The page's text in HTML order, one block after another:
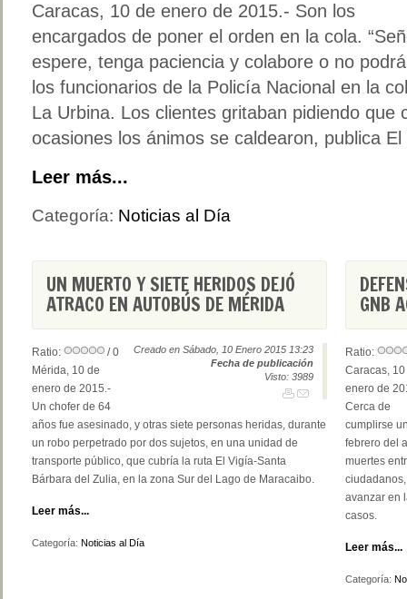
Caracas, 10 de enero de 2015.- Son los
encargados de poner el orden en la cola.
espere, tenga paciencia y colabore o no
los funcionarios de la Policía Nacional en la
La Urbina. Los clientes gritaban pidiendo que
ocasiones los ánimos se caldearon, publica
Leer más...
Categoría: Noticias al Día
UN MUERTO Y SIETE HERIDOS DEJÓ
ATRACO EN AUTOBÚS DE MÉRIDA
Creado en Sábado, 10 Enero 2015 13:23
Fecha de publicación
Visto: 3989
Ratio:
/ 0
Mérida, 10 de
enero de 2015.-
Un chofer de 64
años fue asesinado, y otras siete personas heridas, durante
un robo perpetrado por dos sujetos, en una unidad de
transporte público, que cubría la ruta El Vigía-Santa
Bárbara del Zulia, en la zona Sur del Lago de Maracaibo.
Leer más...
Categoría: Noticias al Día
GNB
Ratio:
Caracas,
enero de
Cerca de
cumplirse
febrero del
muertes
avanzar en
casos.
Leer más...
Categoría: